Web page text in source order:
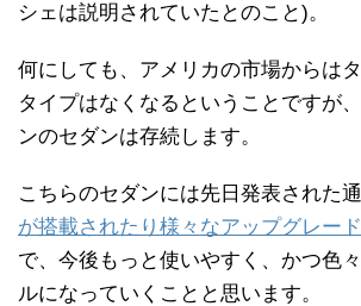
シェは説明されていたとのこと)。
何にしても、アメリカの市場からは
タイプはなくなるということですが
ンのセダンは存続します。
こちらのセダンには先日発表された通
が搭載されたり様々なアップグレー
で、今後もっと使いやすく、かつ色
ルになっていくことと思います。